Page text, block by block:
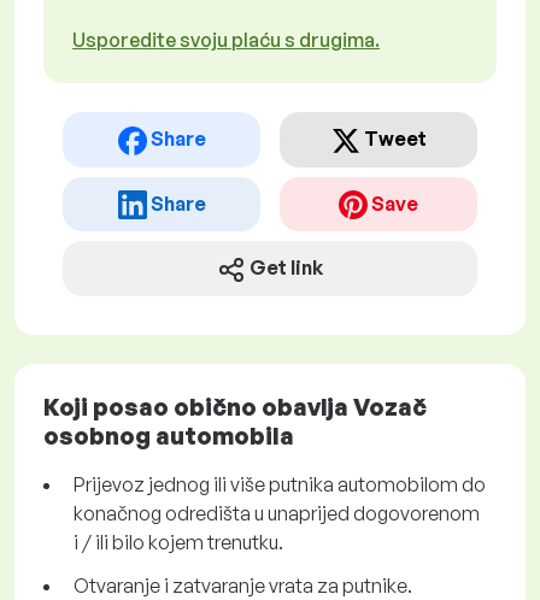
Usporedite svoju plaću s drugima.
Share Tweet
Share Save
Get link
Koji posao obično obavlja Vozač
osobnog automobila
Prijevoz jednog ili više putnika automobilom do
konačnog odredišta u unaprijed dogovorenom
i / ili bilo kojem trenutku.
Otvaranje i zatvaranje vrata za putnike.